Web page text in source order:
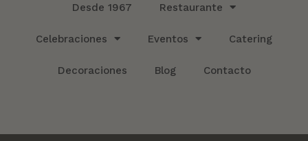
Desde 1967 Restaurante
Celebraciones Eventos Catering
Decoraciones Blog Contacto